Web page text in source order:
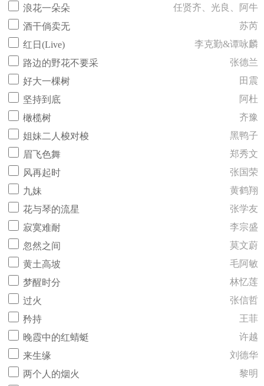
浪花一朵朵
任贤齐、光良、阿牛
酒干倘卖无
苏芮
红日(Live)
李克勤&谭咏麟
路边的野花不要采
张德兰
好大一棵树
田震
坚持到底
阿杜
橄榄树
齐豫
姐妹二人梭对梭
黑鸭子
眉飞色舞
郑秀文
风再起时
张国荣
九妹
黄鹤翔
花与琴的流星
张学友
寂寞难耐
李宗盛
忽然之间
莫文蔚
黄土高坡
毛阿敏
梦醒时分
林忆莲
过火
张信哲
矜持
王菲
晚霞中的红蜻蜓
许越
来生缘
刘德华
两个人的烟火
黎明